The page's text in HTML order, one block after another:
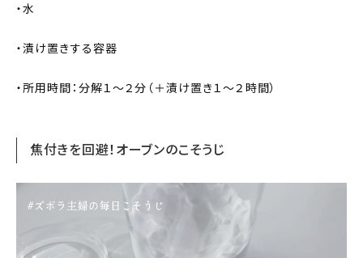
・水
・漬け置きする容器
・所用時間：分解１〜２分（＋漬け置き１〜２時間）
焦付きを回避！オーブンのこそうじ